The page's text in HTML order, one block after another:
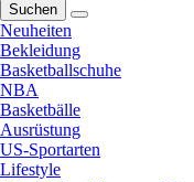
Suchen
Neuheiten
Bekleidung
Basketballschuhe
NBA
Basketbälle
Ausrüstung
US-Sportarten
Lifestyle